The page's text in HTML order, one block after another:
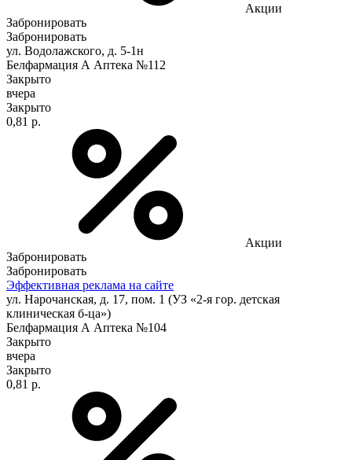
Акции
Забронировать
Забронировать
ул. Водолажского, д. 5-1н
Белфармация А Аптека №112
Закрыто
вчера
Закрыто
0,81 р.
Акции
Забронировать
Забронировать
Эффективная реклама на сайте
ул. Нарочанская, д. 17, пом. 1 (УЗ «2-я гор. детская
клиническая б-ца»)
Белфармация А Аптека №104
Закрыто
вчера
Закрыто
0,81 р.